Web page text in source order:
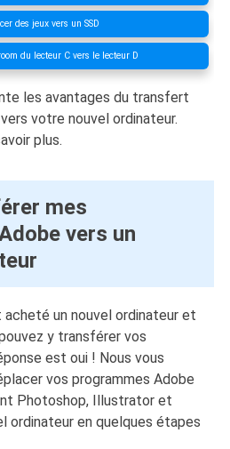
des jeux vers un SSD
du lecteur C vers le lecteur D
les avantages du transfert
votre nouvel ordinateur.
plus.
mes
vers un
un nouvel ordinateur et
y transférer vos
est oui ! Nous vous
vos programmes Adobe
Photoshop, Illustrator et
ordinateur en quelques étapes